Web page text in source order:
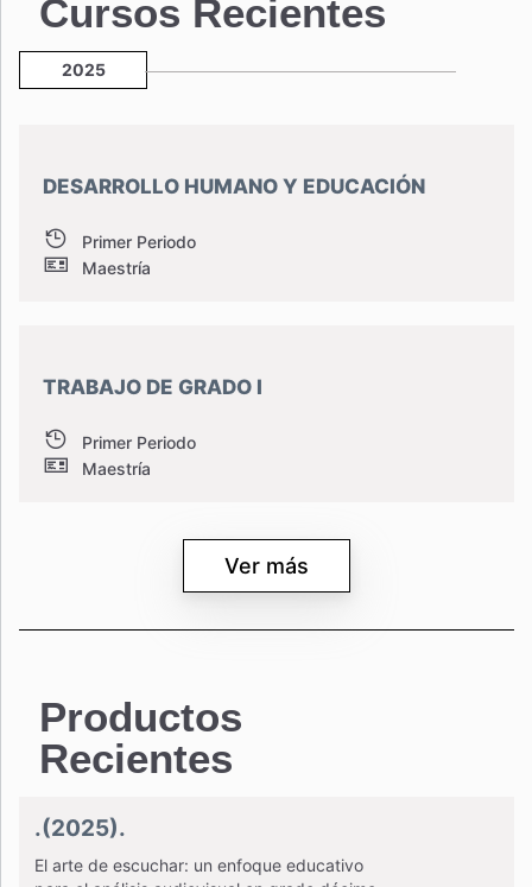
Cursos Recientes
2025
DESARROLLO HUMANO Y EDUCACIÓN
Primer Periodo
Maestría
TRABAJO DE GRADO I
Primer Periodo
Maestría
Ver más
Productos
Recientes
.(2025).
El arte de escuchar: un enfoque educativo